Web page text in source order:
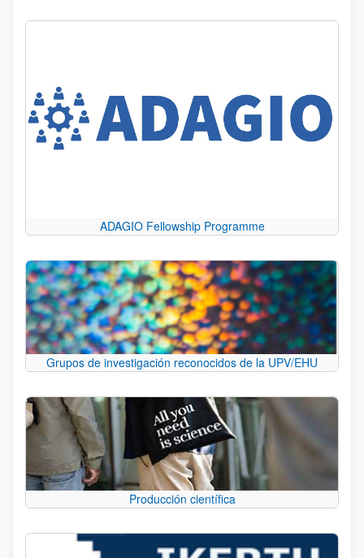
ADAGIO Fellowship Programme
Grupos de investigación reconocidos de la UPV/EHU
Producción científica